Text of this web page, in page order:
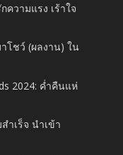
ความแรง เร้าใจ
โชว์ (ผลงาน) ใน
2024: ค่ำคืนแห่
ำเร็จ นำเข้า